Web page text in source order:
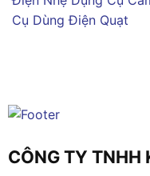
Cụ Dùng Điện Quạt
CÔNG TY TNHH